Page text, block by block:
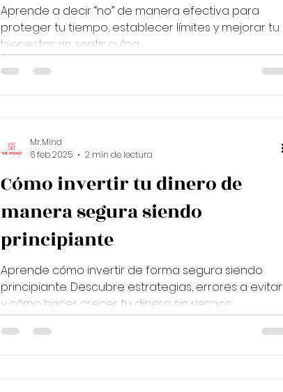
Aprende a decir “no” de manera efectiva para
proteger tu tiempo, establecer límites y mejorar tu
bienestar sin sentir culpa.
Cómo invertir tu dinero de
manera segura siendo
principiante
Aprende cómo invertir de forma segura siendo
principiante. Descubre estrategias, errores a evitar
y cómo hacer crecer tu dinero sin riesgos.
Mr.Mind
6 feb 2025
2 min de lectura